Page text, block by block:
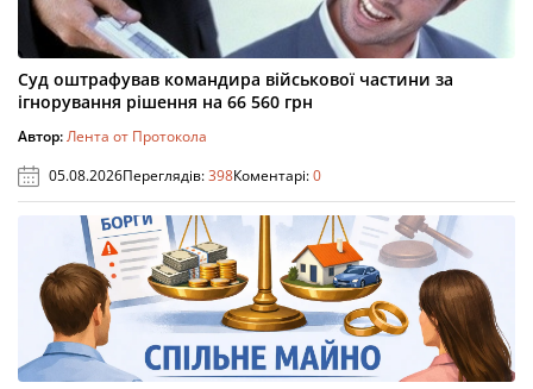
Суд оштрафував командира військової частини за
ігнорування рішення на 66 560 грн
Автор:Лента от Протокола
05.08.2026Переглядів:398Коментарі:0